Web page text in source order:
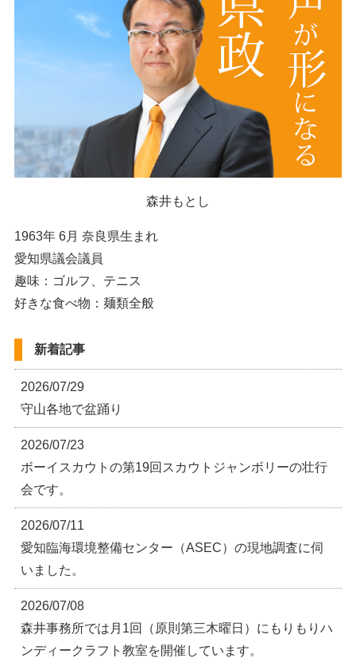
森井もとし
1963年 6月 奈良県生まれ
愛知県議会議員
趣味：ゴルフ、テニス
好きな食べ物：麺類全般
新着記事
2026/07/29
守山各地で盆踊り
2026/07/23
ボーイスカウトの第19回スカウトジャンボリーの壮行
会です。
2026/07/11
愛知臨海環境整備センター（ASEC）の現地調査に伺
いました。
2026/07/08
森井事務所では月1回（原則第三木曜日）にもりもりハ
ンディークラフト教室を開催しています。